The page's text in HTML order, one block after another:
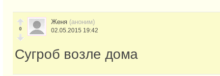
0
Женя (аноним)
02.05.2015 19:42
Сугроб возле дома